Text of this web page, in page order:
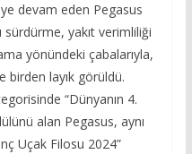
devam eden Pegasus
yakıt verimliliği
yönündeki çabalarıyla,
birden layık görüldü.
“Dünyanın 4.
alan Pegasus, aynı
Uçak Filosu 2024”